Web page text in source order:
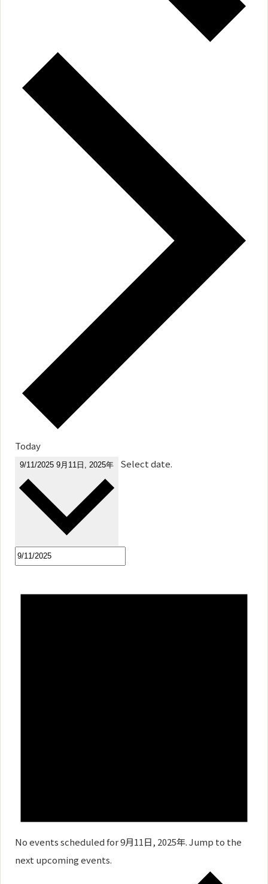
Today
9/11/2025 9月11日, 2025年 Select date.
No events scheduled for 9月11日, 2025年. Jump to the
next upcoming events.